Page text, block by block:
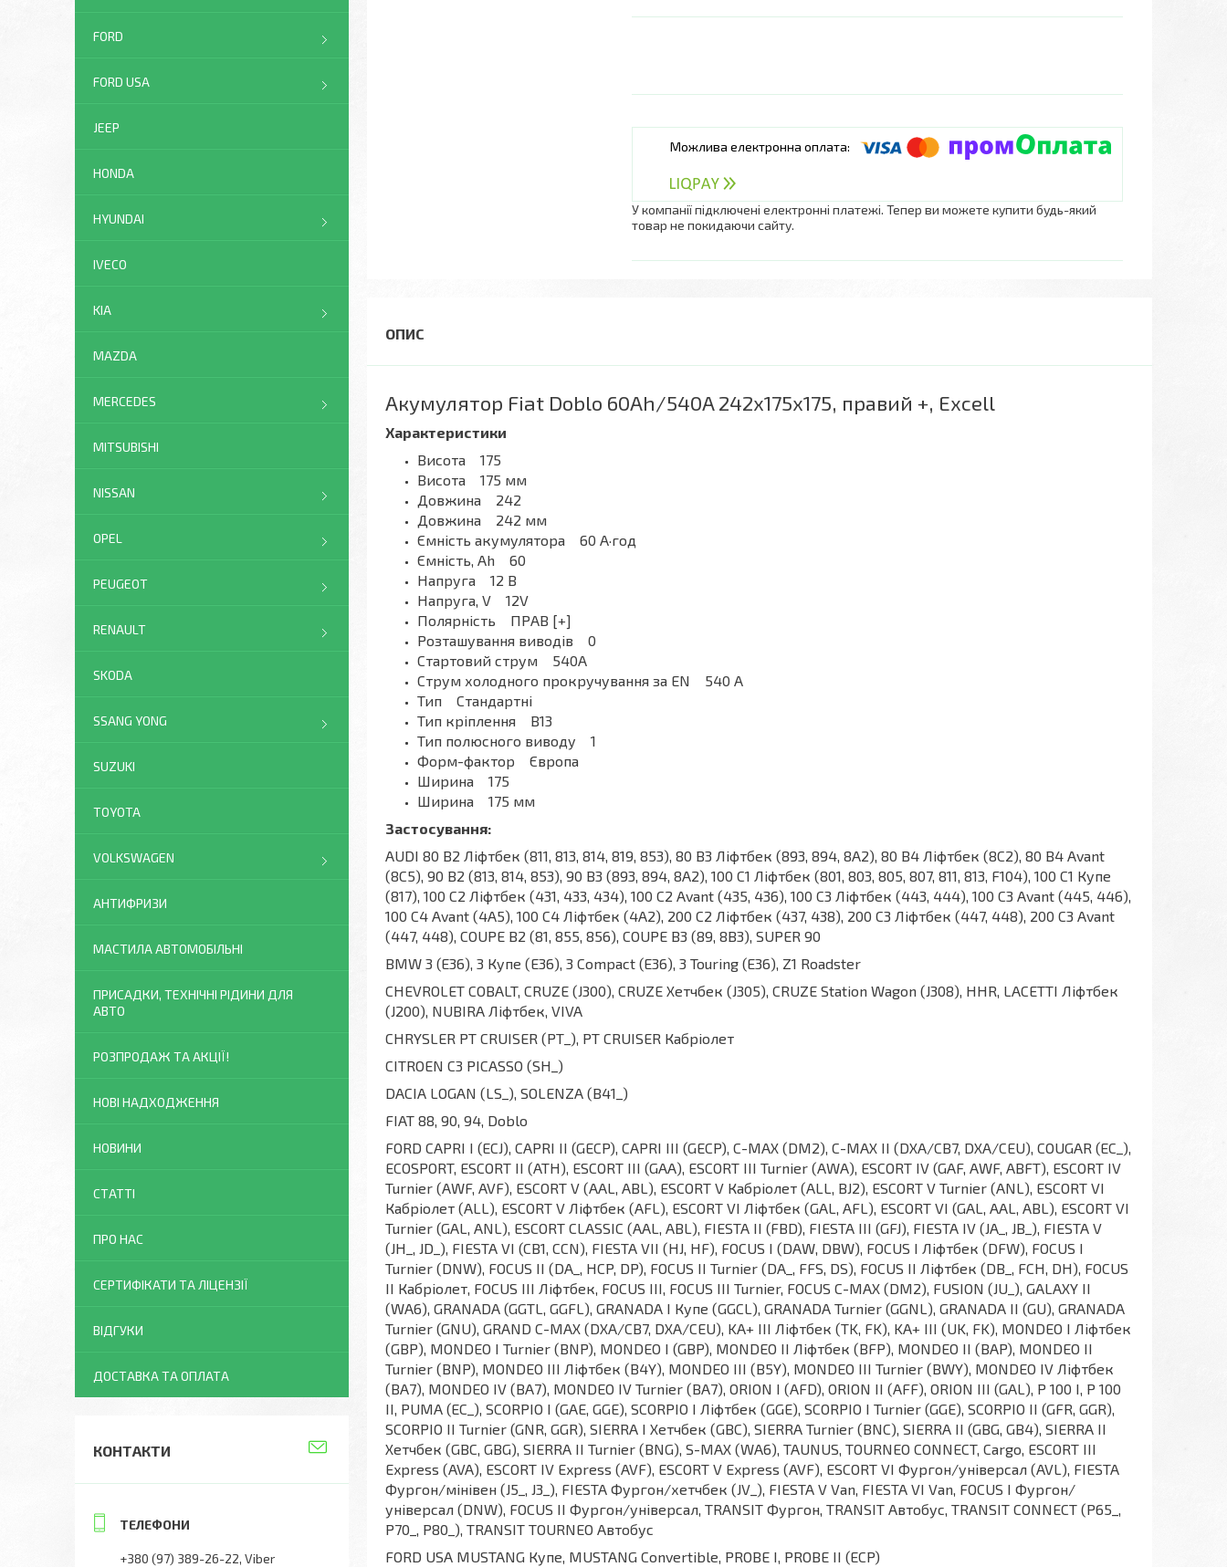
У компанії підключені електронні платежі. Тепер ви можете купити будь-який
товар не покидаючи сайту.
Акумулятор Fiat Doblo 60Ah/540A 242x175x175, правий +, Excell
Характеристики
Висота 175
Висота 175 мм
Довжина 242
Довжина 242 мм
Ємність акумулятора 60 А·год
Ємність, Ah 60
Напруга 12 В
Напруга, V 12V
Полярність ПРАВ [+]
Розташування виводів 0
Стартовий струм 540A
Струм холодного прокручування за EN 540 А
Тип Стандартні
Тип кріплення B13
Тип полюсного виводу 1
Форм-фактор Європа
Ширина 175
Ширина 175 мм
Застосування:
AUDI 80 B2 Ліфтбек (811, 813, 814, 819, 853), 80 B3 Ліфтбек (893, 894, 8A2), 80 B4 Ліфтбек (8C2), 80 B4 Avant
(8C5), 90 B2 (813, 814, 853), 90 B3 (893, 894, 8A2), 100 C1 Ліфтбек (801, 803, 805, 807, 811, 813, F104), 100 C1 Купе
(817), 100 C2 Ліфтбек (431, 433, 434), 100 C2 Avant (435, 436), 100 C3 Ліфтбек (443, 444), 100 C3 Avant (445, 446),
100 C4 Avant (4A5), 100 C4 Ліфтбек (4A2), 200 C2 Ліфтбек (437, 438), 200 C3 Ліфтбек (447, 448), 200 C3 Avant
(447, 448), COUPE B2 (81, 855, 856), COUPE B3 (89, 8B3), SUPER 90
BMW 3 (E36), 3 Купе (E36), 3 Compact (E36), 3 Touring (E36), Z1 Roadster
CHEVROLET COBALT, CRUZE (J300), CRUZE Хетчбек (J305), CRUZE Station Wagon (J308), HHR, LACETTI Ліфтбек
(J200), NUBIRA Ліфтбек, VIVA
CHRYSLER PT CRUISER (PT_), PT CRUISER Кабріолет
CITROEN C3 PICASSO (SH_)
DACIA LOGAN (LS_), SOLENZA (B41_)
FIAT 88, 90, 94, Doblo
FORD CAPRI I (ECJ), CAPRI II (GECP), CAPRI III (GECP), C-MAX (DM2), C-MAX II (DXA/CB7, DXA/CEU), COUGAR (EC_),
ECOSPORT, ESCORT II (ATH), ESCORT III (GAA), ESCORT III Turnier (AWA), ESCORT IV (GAF, AWF, ABFT), ESCORT IV
Turnier (AWF, AVF), ESCORT V (AAL, ABL), ESCORT V Кабріолет (ALL, BJ2), ESCORT V Turnier (ANL), ESCORT VI
Кабріолет (ALL), ESCORT V Ліфтбек (AFL), ESCORT VI Ліфтбек (GAL, AFL), ESCORT VI (GAL, AAL, ABL), ESCORT VI
Turnier (GAL, ANL), ESCORT CLASSIC (AAL, ABL), FIESTA II (FBD), FIESTA III (GFJ), FIESTA IV (JA_, JB_), FIESTA V
(JH_, JD_), FIESTA VI (CB1, CCN), FIESTA VII (HJ, HF), FOCUS I (DAW, DBW), FOCUS I Ліфтбек (DFW), FOCUS I
Turnier (DNW), FOCUS II (DA_, HCP, DP), FOCUS II Turnier (DA_, FFS, DS), FOCUS II Ліфтбек (DB_, FCH, DH), FOCUS
II Кабріолет, FOCUS III Ліфтбек, FOCUS III, FOCUS III Turnier, FOCUS C-MAX (DM2), FUSION (JU_), GALAXY II
(WA6), GRANADA (GGTL, GGFL), GRANADA I Купе (GGCL), GRANADA Turnier (GGNL), GRANADA II (GU), GRANADA
Turnier (GNU), GRAND C-MAX (DXA/CB7, DXA/CEU), KA+ III Ліфтбек (TK, FK), KA+ III (UK, FK), MONDEO I Ліфтбек
(GBP), MONDEO I Turnier (BNP), MONDEO I (GBP), MONDEO II Ліфтбек (BFP), MONDEO II (BAP), MONDEO II
Turnier (BNP), MONDEO III Ліфтбек (B4Y), MONDEO III (B5Y), MONDEO III Turnier (BWY), MONDEO IV Ліфтбек
(BA7), MONDEO IV (BA7), MONDEO IV Turnier (BA7), ORION I (AFD), ORION II (AFF), ORION III (GAL), P 100 I, P 100
II, PUMA (EC_), SCORPIO I (GAE, GGE), SCORPIO I Ліфтбек (GGE), SCORPIO I Turnier (GGE), SCORPIO II (GFR, GGR),
SCORPIO II Turnier (GNR, GGR), SIERRA I Хетчбек (GBC), SIERRA Turnier (BNC), SIERRA II (GBG, GB4), SIERRA II
Хетчбек (GBC, GBG), SIERRA II Turnier (BNG), S-MAX (WA6), TAUNUS, TOURNEO CONNECT, Cargo, ESCORT III
Express (AVA), ESCORT IV Express (AVF), ESCORT V Express (AVF), ESCORT VI Фургон/універсал (AVL), FIESTA
Фургон/мінівен (J5_, J3_), FIESTA Фургон/хетчбек (JV_), FIESTA V Van, FIESTA VI Van, FOCUS I Фургон/
універсал (DNW), FOCUS II Фургон/універсал, TRANSIT Фургон, TRANSIT Автобус, TRANSIT CONNECT (P65_,
P70_, P80_), TRANSIT TOURNEO Автобус
FORD USA MUSTANG Купе, MUSTANG Convertible, PROBE I, PROBE II (ECP)
FORD
FORD USA
JEEP
HONDA
HYUNDAI
IVECO
KIA
MAZDA
MERCEDES
MITSUBISHI
NISSAN
OPEL
PEUGEOT
RENAULT
SKODA
SSANG YONG
SUZUKI
TOYOTA
VOLKSWAGEN
АНТИФРИЗИ
МАСТИЛА АВТОМОБІЛЬНІ
ПРИСАДКИ, ТЕХНІЧНІ РІДИНИ ДЛЯ
АВТО
РОЗПРОДАЖ ТА АКЦІЇ!
НОВІ НАДХОДЖЕННЯ
НОВИНИ
СТАТТІ
ПРО НАС
СЕРТИФІКАТИ ТА ЛІЦЕНЗІЇ
ВІДГУКИ
ДОСТАВКА ТА ОПЛАТА
КОНТАКТИ
+380 (97) 389-26-22 Viber